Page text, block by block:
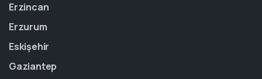
Erzincan
Erzurum
Eskişehir
Gaziantep